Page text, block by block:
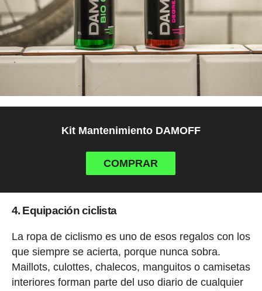
Kit Mantenimiento DAMOFF
COMPRAR
4. Equipación ciclista
La ropa de ciclismo es uno de esos regalos con los
que siempre se acierta, porque nunca sobra.
Maillots, culottes, chalecos, manguitos o camisetas
interiores forman parte del uso diario de cualquier